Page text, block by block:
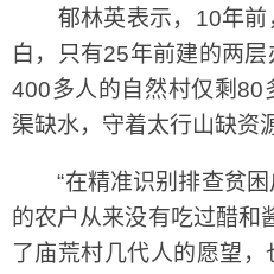
郁林英表示，10年前
白，只有25年前建的两层
400多人的自然村仅剩80
渠缺水，守着太行山缺资
“在精准识别排查贫困
的农户从来没有吃过醋和
了庙荒村几代人的愿望